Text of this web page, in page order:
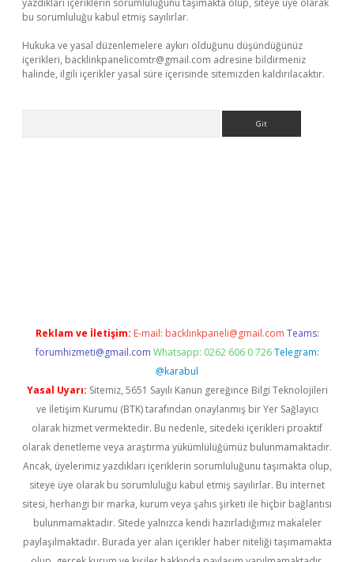
yazdıkları içeriklerin sorumluluğunu taşımakta olup, siteye üye olarak
bu sorumluluğu kabul etmiş sayılırlar.
Hukuka ve yasal düzenlemelere aykırı olduğunu düşündüğünüz
içerikleri, backlinkpanelicomtr@gmail.com adresine bildirmeniz
halinde, ilgili içerikler yasal süre içerisinde sitemizden kaldırılacaktır.
Reklam ve İletişim: E-mail: backlinkpaneli@gmail.com Teams:
forumhizmeti@gmail.com Whatsapp: 0262 606 0 726 Telegram:
@karabul
Yasal Uyarı: Sitemiz, 5651 Sayılı Kanun gereğince Bilgi Teknolojileri
ve İletişim Kurumu (BTK) tarafından onaylanmış bir Yer Sağlayıcı
olarak hizmet vermektedir. Bu nedenle, sitedeki içerikleri proaktif
olarak denetleme veya araştırma yükümlülüğümüz bulunmamaktadır.
Ancak, üyelerimiz yazdıkları içeriklerin sorumluluğunu taşımakta olup,
siteye üye olarak bu sorumluluğu kabul etmiş sayılırlar. Bu internet
sitesi, herhangi bir marka, kurum veya şahıs şirketi ile hiçbir bağlantısı
bulunmamaktadır. Sitede yalnızca kendi hazırladığımız makaleler
paylaşılmaktadır. Burada yer alan içerikler haber niteliği taşımamakta